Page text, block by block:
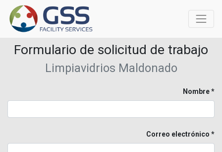
Formulario de solicitud de trabajo
Limpiavidrios Maldonado
Nombre
Correo electrónico